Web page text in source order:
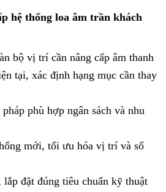
hệ thống loa âm trần khách
bộ vị trí cần nâng cấp âm thanh
tại, xác định hạng mục cần thay
phù hợp ngân sách và nhu
mới, tối ưu hóa vị trí và số
đặt đúng tiêu chuẩn kỹ thuật